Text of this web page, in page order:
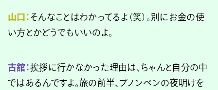
山口： そんなことはわかってるよ（笑）。別にお金の使
い方とかどうでもいいのよ。
古舘：挨拶に行かなかった理由は、ちゃんと自分の中
ではあるんですよ。旅の前半、プノンペンの夜明けを